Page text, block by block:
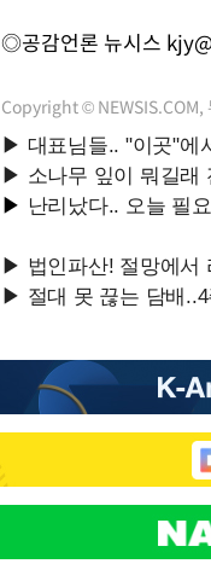
◎공감언론 뉴시스
Copyright © NEWSIS.COM,